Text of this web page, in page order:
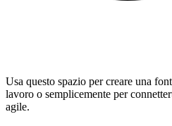
Usa questo spazio per creare una
lavoro o semplicemente per
agile.